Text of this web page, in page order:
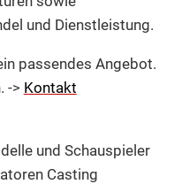
und Dienstleistung.
passendes Angebot.
-> Kontakt
und Schauspieler
Casting